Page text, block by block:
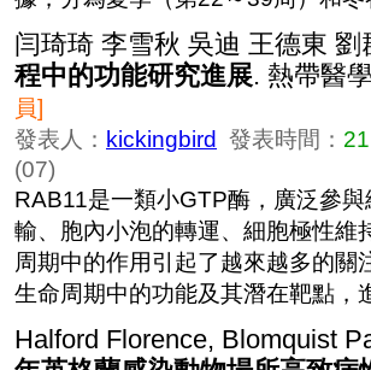
闫琦琦 李雪秋 吳迪 王德東 劉
程中的功能研究進展. 熱帶醫
員]
發表人： kickingbird 發表時間：
(07)
RAB11是一類小GTP酶，廣泛參
輸、胞內小泡的轉運、細胞極性維
周期中的作用引起了越來越多的
生命周期中的功能及其潛在靶點，
Halford Florence, Blomquist